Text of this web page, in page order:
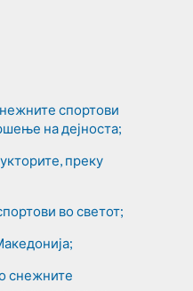
спортови
на дејноста;
преку
во светот;
снежните